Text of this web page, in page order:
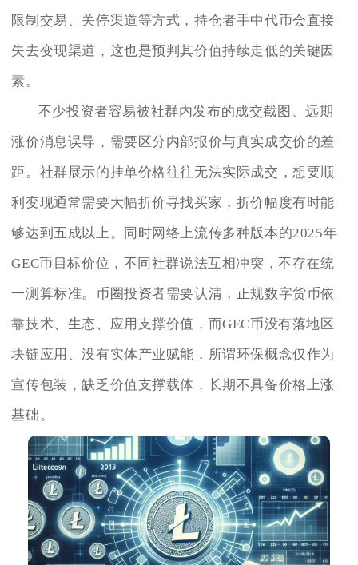
限制交易、关停渠道等方式，持仓者手中代币会直接
失去变现渠道，这也是预判其价值持续走低的关键因
素。
不少投资者容易被社群内发布的成交截图、远期
涨价消息误导，需要区分内部报价与真实成交价的差
距。社群展示的挂单价格往往无法实际成交，想要顺
利变现通常需要大幅折价寻找买家，折价幅度有时能
够达到五成以上。同时网络上流传多种版本的2025年
GEC币目标价位，不同社群说法互相冲突，不存在统
一测算标准。币圈投资者需要认清，正规数字货币依
靠技术、生态、应用支撑价值，而GEC币没有落地区
块链应用、没有实体产业赋能，所谓环保概念仅作为
宣传包装，缺乏价值支撑载体，长期不具备价格上涨
基础。